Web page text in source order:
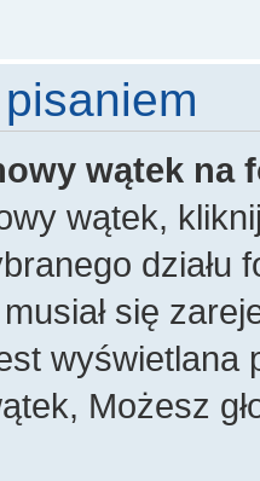
wątek na
wątek,
działu
się
wyświetlana
Możesz